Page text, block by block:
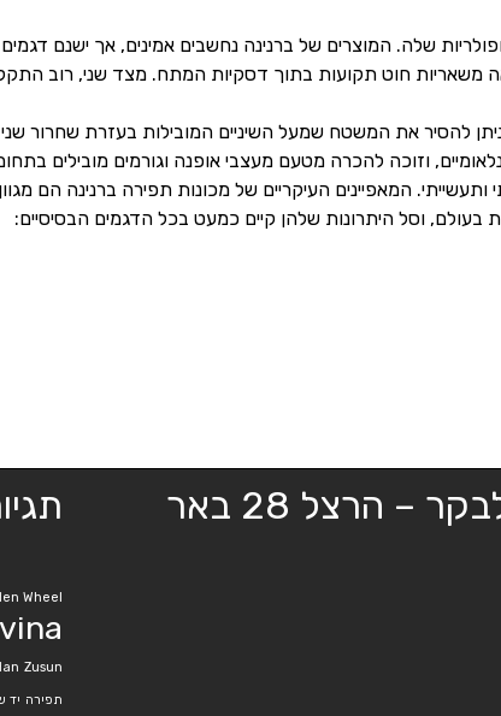
שלה. המוצרים של ברנינה נחשבים אמינים, אך ישנם
משאריות חוט תקועות בתוך דסקיות המתח. מצד שני, רוב
להסיר את המשטח שמעל השיניים המובילות בעזרת שחרור
וזוכה להכרה מטעם מעצבי אופנה וגורמים מובילים
ותעשייתי. המאפיינים העיקריים של מכונות תפירה ברנינה הם
בעולם, וסל היתרונות שלהן קיים כמעט בכל הדגמים הבסיסיים:
בוא לבקר – הרצל 28 באר
Wheel
Zusun
תפירה יד